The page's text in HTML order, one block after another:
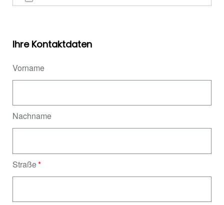
Ihre Kontaktdaten
Vorname
Nachname
Straße